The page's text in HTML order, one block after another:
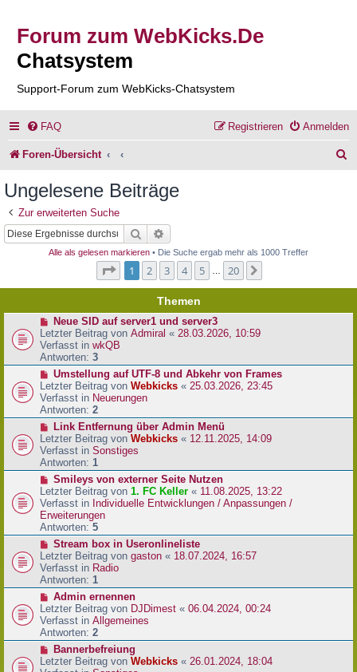
Forum zum WebKicks.De
Chatsystem
Support-Forum zum WebKicks-Chatsystem
FAQ Anmelden
Registrieren
Foren-Übersicht
Ungelesene Beiträge
Zur erweiterten Suche
Suche
Alle als gelesen markieren • Die Suche ergab mehr als 1000 Treffer
Seite von
1 2 3 4 5 20
Themen
N
e
u
e
r
B
e
i
t
a
g
Neue SID auf server1 und server3
Letzter Beitrag von Admiral « 28.03.2026, 10:59
Verfasst in wkQB
Antworten: 3
N
e
u
e
r
B
e
i
t
a
g
Umstellung auf UTF-8 und Abkehr von Frames
Letzter Beitrag von Webkicks « 25.03.2026, 23:45
Verfasst in Neuerungen
Antworten: 2
N
e
u
e
r
B
e
i
t
r
a
g
Link Entfernung über Admin Menü
Letzter Beitrag von Webkicks « 12.11.2025, 14:09
Verfasst in Sonstiges
Antworten: 1
N
e
u
e
r
B
e
i
t
r
a
g
Smileys von externer Seite Nutzen
Letzter Beitrag von 1. FC Keller « 11.08.2025, 13:22
Verfasst in Individuelle Entwicklungen / Anpassungen /
Erweiterungen
Antworten: 5
N
e
u
e
r
B
e
i
t
a
Stream box in Useronlineliste
Letzter Beitrag von gaston « 18.07.2024, 16:57
Verfasst in Radio
Antworten: 1
N
e
u
e
r
B
e
Admin ernennen
Letzter Beitrag von DJDimest « 06.04.2024, 00:24
Verfasst in Allgemeines
Antworten: 2
N
e
Bannerbefreiung
Letzter Beitrag von Webkicks « 26.01.2024, 18:04